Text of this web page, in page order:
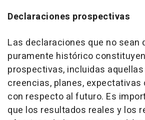
Declaraciones prospectivas
Las declaraciones que no sean
puramente histórico
prospectivas, incluidas
creencias, planes, expectativas
con respecto al futuro. Es
que los resultados reales y los